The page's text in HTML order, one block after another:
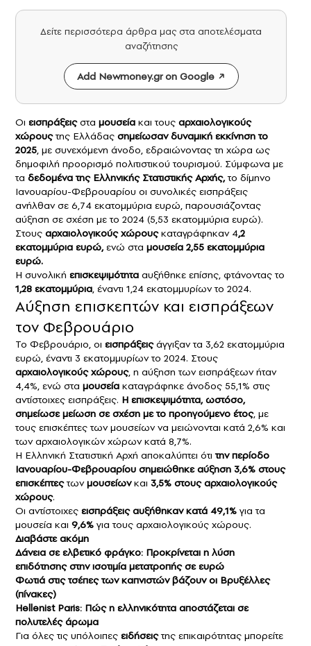
Δείτε περισσότερα άρθρα μας στα αποτελέσματα
αναζήτησης
Add Newmoney.gr on Google
Οι εισπράξειςστα μουσεία και τους αρχαιολογικούς
χώρουςτης Ελλάδας σημείωσαν δυναμική εκκίνηση το
2025, με συνεχόμενη άνοδο, εδραιώνοντας τη χώρα ως
δημοφιλή προορισμό πολιτιστικού τουρισμού. Σύμφωνα με
τα δεδομένα της Ελληνικής Στατιστικής Αρχής,το δίμηνο
Ιανουαρίου-Φεβρουαρίου οι συνολικές εισπράξεις
ανήλθαν σε 6,74 εκατομμύρια ευρώ, παρουσιάζοντας
αύξηση σε σχέση με το 2024 (5,53 εκατομμύρια ευρώ).
Στους αρχαιολογικούς χώρουςκαταγράφηκαν 4,2
εκατομμύρια ευρώ,ενώ στα μουσεία 2,55 εκατομμύρια
ευρώ.
Η συνολική επισκεψιμότητα αυξήθηκε επίσης, φτάνοντας το
1,28 εκατομμύρια, έναντι 1,24 εκατομμυρίων το 2024.
Αύξηση επισκεπτών και εισπράξεων
τον Φεβρουάριο
Το Φεβρουάριο, οι εισπράξειςάγγιξαν τα 3,62 εκατομμύρια
ευρώ, έναντι 3 εκατομμυρίων το 2024. Στους
αρχαιολογικούς χώρους, η αύξηση των εισπράξεων ήταν
4,4%, ενώ στα μουσεία καταγράφηκε άνοδος 55,1% στις
αντίστοιχες εισπράξεις. Η επισκεψιμότητα, ωστόσο,
σημείωσε μείωση σε σχέση με το προηγούμενο έτος, με
τους επισκέπτες των μουσείων να μειώνονται κατά 2,6% και
των αρχαιολογικών χώρων κατά 8,7%.
Η Ελληνική Στατιστική Αρχή αποκαλύπτει ότι την περίοδο
Ιανουαρίου-Φεβρουαρίου σημειώθηκε αύξηση 3,6% στους
επισκέπτεςτωνμουσείωνκαι 3,5% στους αρχαιολογικούς
χώρους.
Οι αντίστοιχες εισπράξεις αυξήθηκαν κατά 49,1% για τα
μουσεία και 9,6% για τους αρχαιολογικούς χώρους.
Διαβάστε ακόμη
Δάνεια σε ελβετικό φράγκο: Προκρίνεται η λύση
επιδότησης στην ισοτιμία μετατροπής σε ευρώ
Φωτιά στις τσέπες των καπνιστών βάζουν οι Βρυξέλλες
(πίνακες)
Hellenist Paris: Πώς η ελληνικότητα αποστάζεται σε
πολυτελές άρωμα
Για όλες τις υπόλοιπες ειδήσειςτης επικαιρότητας μπορείτε